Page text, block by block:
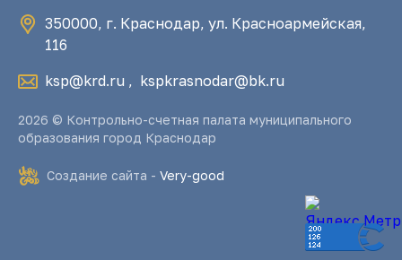
350000, г. Краснодар, ул. Красноармейская,
116
ksp@krd.ru , kspkrasnodar@bk.ru
2026 © Контрольно-счетная палата муниципального
образования город Краснодар
Создание сайта - Very-good